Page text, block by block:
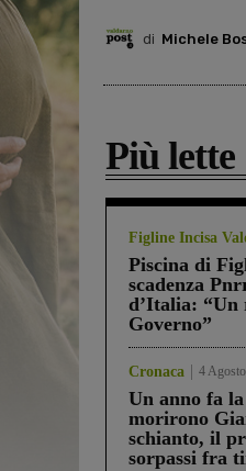
di Michele
Più lette
Figline Incisa
Piscina di
scadenza
d’Italia: “Un
Governo”
Cronaca 4
Un anno fa
morirono
schianto, il
sorpassi fra